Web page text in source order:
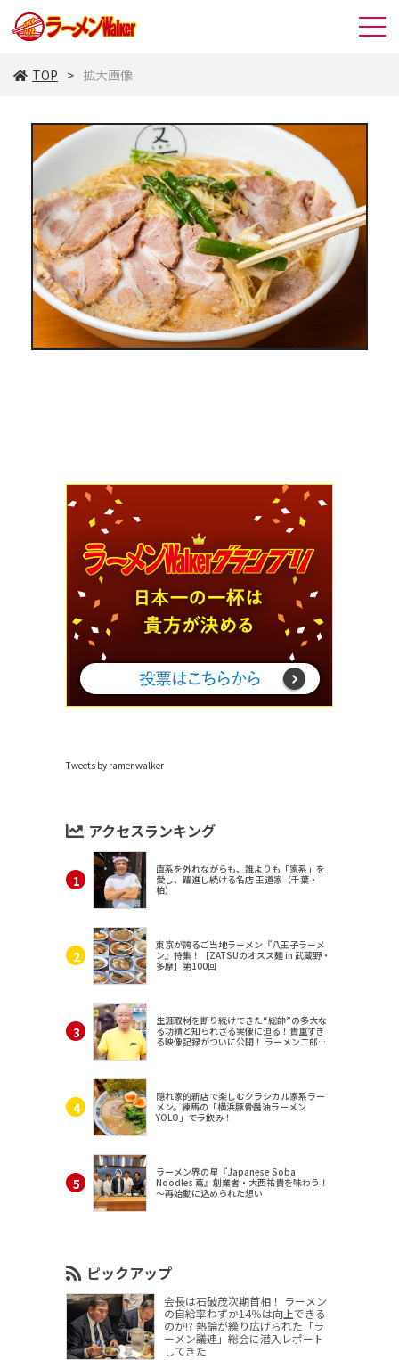
TOP 拡大画像
Tweets by ramenwalker
アクセスランキング
直系を外れながらも、誰よりも「家系」を
愛し、躍進し続ける名店 王道家（千葉・
柏）
東京が誇るご当地ラーメン『八王子ラーメ
ン』特集！【ZATSUのオスス麺 in 武蔵野・
多摩】第100回
生涯取材を断り続けてきた“総帥”の多大な
る功績と知られざる実像に迫る！貴重すぎ
る映像記録がついに公開！ ラーメン二郎
隠れ家的新店で楽しむクラシカル家系ラー
メン。練馬の「横浜豚骨醤油ラーメン
YOLO」でラ飲み！
ラーメン界の星『Japanese Soba
Noodles 蔦』創業者・大西祐貴を味わう！
～再始動に込められた想い
ピックアップ
会長は石破茂次期首相！ ラーメン
の自給率わずか14％は向上できる
のか!? 熱論が繰り広げられた「ラ
ーメン議連」総会に潜入レポート
してきた